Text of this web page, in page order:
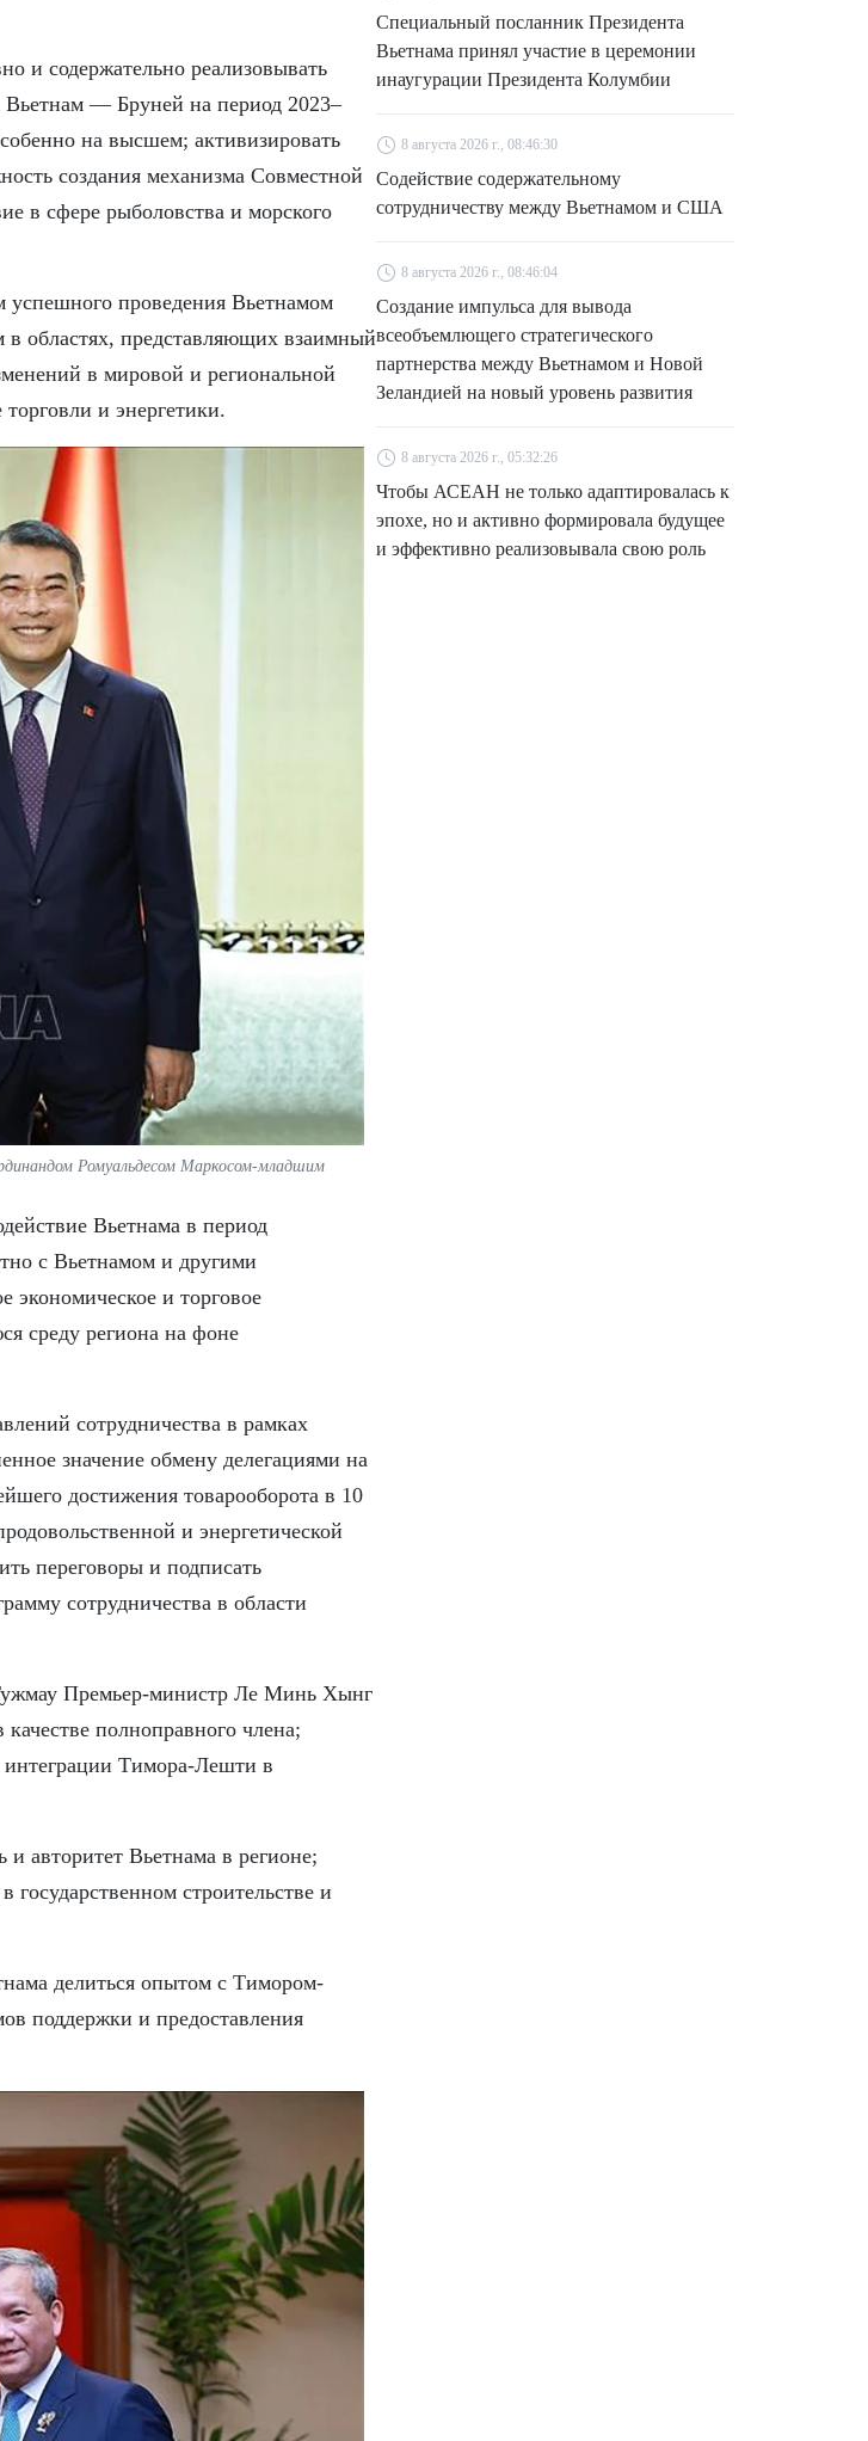
и содержательно реализовывать
— Бруней на период 2023–
на высшем; активизировать
создания механизма Совместной
в сфере рыболовства и морского
успешного проведения Вьетнамом
в областях, представляющих взаимный
в мировой и региональной
и энергетики.
Ромуальдесом Маркосом-младшим
Вьетнама в период
с Вьетнамом и другими
экономическое и торговое
среду региона на фоне
сотрудничества в рамках
значение обмену делегациями на
достижения товарооборота в 10
и энергетической
переговоры и подписать
сотрудничества в области
Премьер-министр Ле Минь Хынг
полноправного члена;
интеграции Тимора-Лешти в
авторитет Вьетнама в регионе;
строительстве и
делиться опытом с Тимором-
поддержки и предоставления
Специальный посланник Президента
Вьетнама принял участие в церемонии
инаугурации Президента Колумбии
8 августа 2026 г., 08:46:30
Содействие содержательному
сотрудничеству между Вьетнамом и США
8 августа 2026 г., 08:46:04
Создание импульса для вывода
всеобъемлющего стратегического
партнерства между Вьетнамом и Новой
Зеландией на новый уровень развития
8 августа 2026 г., 05:32:26
Чтобы АСЕАН не только адаптировалась к
эпохе, но и активно формировала будущее
и эффективно реализовывала свою роль